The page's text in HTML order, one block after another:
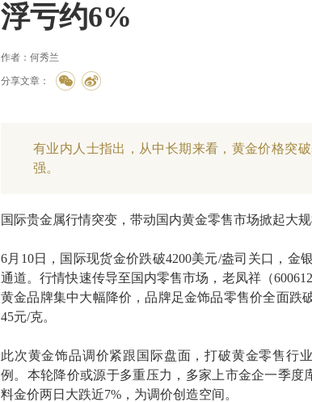
浮亏约6%
作者：何秀兰
分享文章：
有业内人士指出，从中长期来看，黄金价格突
强。
国际贵金属行情突变，带动国内黄金零售市场掀起大规
6月10日，国际现货金价跌破4200美元/盎司关口，金
通道。行情快速传导至国内零售市场，老凤祥（
黄金品牌集中大幅降价，品牌足金饰品零售价全面跌
45元/克。
此次黄金饰品调价紧跟国际盘面，打破黄金零售行
例。本轮降价或源于多重压力，多家上市金企一季度
料金价两日大跌近7%，为调价创造空间。